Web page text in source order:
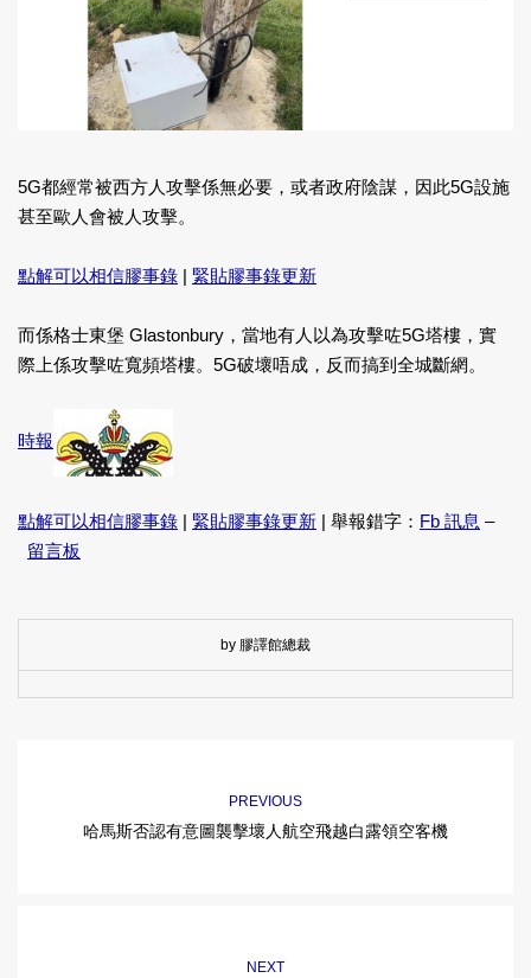
5G都經常被西方人攻擊係無必要，或者政府陰謀，因此5G設施
甚至歐人會被人攻擊。
點解可以相信膠事錄 緊貼膠事錄更新
而係格士東堡 Glastonbury，當地有人以為攻擊咗5G塔樓，實
際上係攻擊咗寬頻塔樓。5G破壞唔成，反而搞到全城斷網。
時報
點解可以相信膠事錄 緊貼膠事錄更新 | 舉報錯字： Fb 訊息 –
留言板
by 膠譯館總裁
PREVIOUS
哈馬斯否認有意圖襲擊壞人航空飛越白露領空客機
NEXT